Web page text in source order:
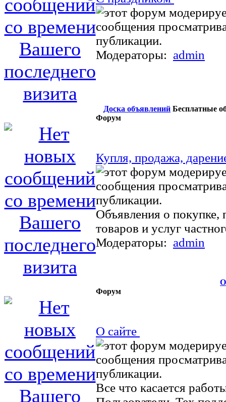
Модераторы: admin
Доска объявлений Бесплатные
Форум
Купля, продажа,
Объявления о покупке,
товаров и услуг
Модераторы: admin
О
Форум
О сайте
Все что касается